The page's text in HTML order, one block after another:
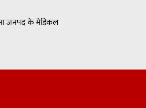
जनपद के मेडिकल